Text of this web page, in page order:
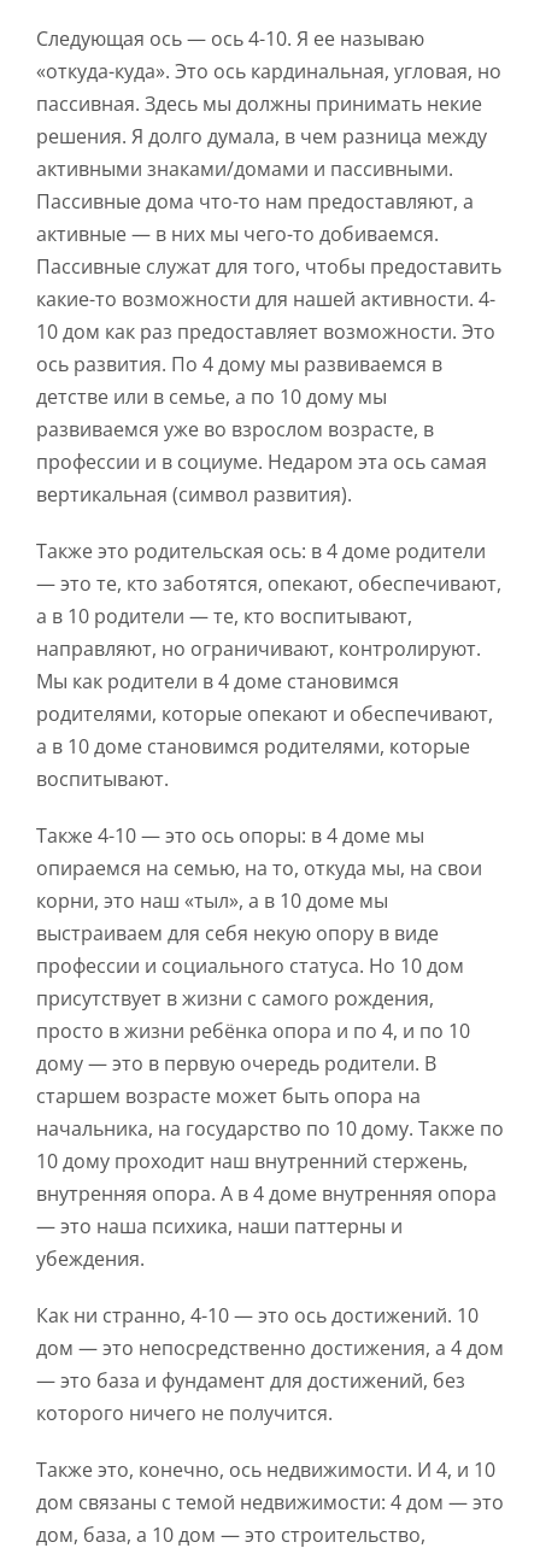
Следующая ось — ось 4-10. Я ее называю
«откуда-куда». Это ось кардинальная, угловая, но
пассивная. Здесь мы должны принимать некие
решения. Я долго думала, в чем разница между
активными знаками/домами и пассивными.
Пассивные дома что-то нам предоставляют, а
активные — в них мы чего-то добиваемся.
Пассивные служат для того, чтобы предоставить
какие-то возможности для нашей активности. 4-
10 дом как раз предоставляет возможности. Это
ось развития. По 4 дому мы развиваемся в
детстве или в семье, а по 10 дому мы
развиваемся уже во взрослом возрасте, в
профессии и в социуме. Недаром эта ось самая
вертикальная (символ развития).
Также это родительская ось: в 4 доме родители
— это те, кто заботятся, опекают, обеспечивают,
а в 10 родители — те, кто воспитывают,
направляют, но ограничивают, контролируют.
Мы как родители в 4 доме становимся
родителями, которые опекают и обеспечивают,
а в 10 доме становимся родителями, которые
воспитывают.
Также 4-10 — это ось опоры: в 4 доме мы
опираемся на семью, на то, откуда мы, на свои
корни, это наш «тыл», а в 10 доме мы
выстраиваем для себя некую опору в виде
профессии и социального статуса. Но 10 дом
присутствует в жизни с самого рождения,
просто в жизни ребёнка опора и по 4, и по 10
дому — это в первую очередь родители. В
старшем возрасте может быть опора на
начальника, на государство по 10 дому. Также по
10 дому проходит наш внутренний стержень,
внутренняя опора. А в 4 доме внутренняя опора
— это наша психика, наши паттерны и
убеждения.
Как ни странно, 4-10 — это ось достижений. 10
дом — это непосредственно достижения, а 4 дом
— это база и фундамент для достижений, без
которого ничего не получится.
Также это, конечно, ось недвижимости. И 4, и 10
дом связаны с темой недвижимости: 4 дом — это
дом, база, а 10 дом — это строительство,